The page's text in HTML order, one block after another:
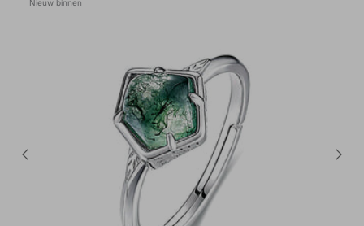
Nieuw binnen